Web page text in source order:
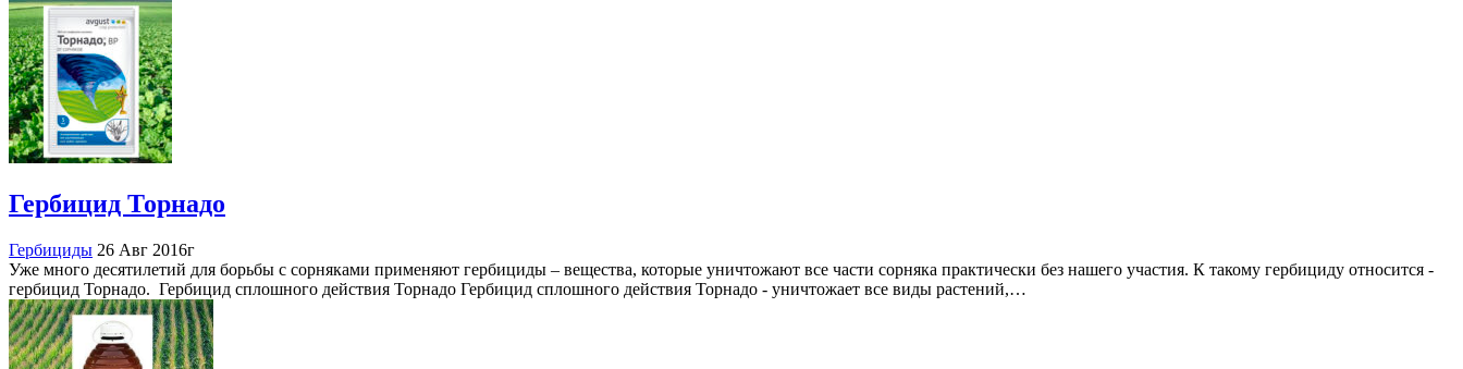
Гербицид Торнадо
Гербициды 26 Авг 2016г
Уже много десятилетий для борьбы с сорняками применяют гербициды – вещества, которые уничтожают все части сорняка практически без нашего участия. К такому гербициду относится -
гербицид Торнадо. Гербицид сплошного действия Торнадо Гербицид сплошного действия Торнадо - уничтожает все виды растений,…